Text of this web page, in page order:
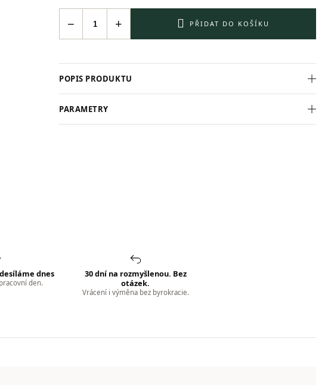
+
− PŘIDAT DO KOŠÍKU
POPIS PRODUKTU
PARAMETRY
dnes
den.
30 dní na rozmyšlenou. Bez
otázek.
Vrácení i výměna bez byrokracie.